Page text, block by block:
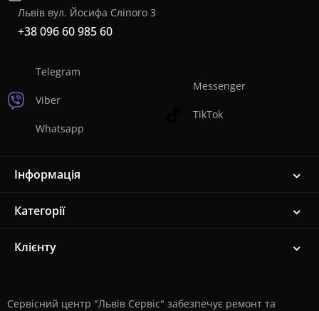
Львів вул. Йосифа Сліпого 3
+38 096 60 985 60
Telegram
Viber
Whatsapp
Messenger
TikTok
Інформація
Категорії
Клієнту
Сервісний центр "Львів Сервіс" забезпечує ремонт та